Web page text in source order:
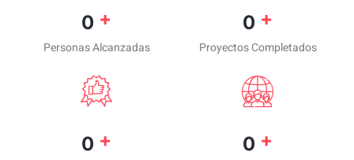
0 +
Personas Alcanzadas
0 +
Proyectos Completados
0 + 0 +